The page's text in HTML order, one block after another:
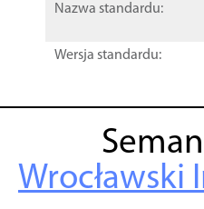
Nazwa standardu:
Wersja standardu: